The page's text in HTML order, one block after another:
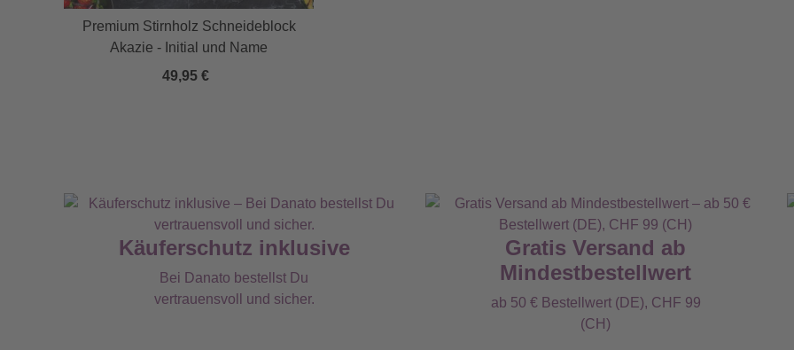
Premium Stirnholz Schneideblock
Akazie - Initial und Name
49,95 €
Käuferschutz inklusive
Bei Danato bestellst Du
vertrauensvoll und sicher.
Gratis Versand ab
Mindestbestellwert
ab 50 € Bestellwert (DE), CHF 99
(CH)